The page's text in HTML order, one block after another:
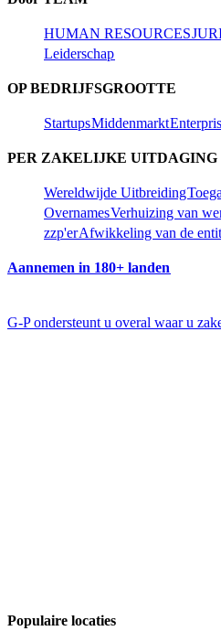
HUMAN RESOURCES​​
Leiderschap​​
OP BEDRIJFSGROOTTE​​
Startups​​Middenmarkt​​
PER ZAKELIJKE UITDAGING​​
Wereldwijde Uitbreiding​​
Overnames​​Verhuizing van
zzp'er​​Afwikkeling van de
Aannemen in 180+ landen​​
G-P ondersteunt u overal waar u
Populaire locaties​​